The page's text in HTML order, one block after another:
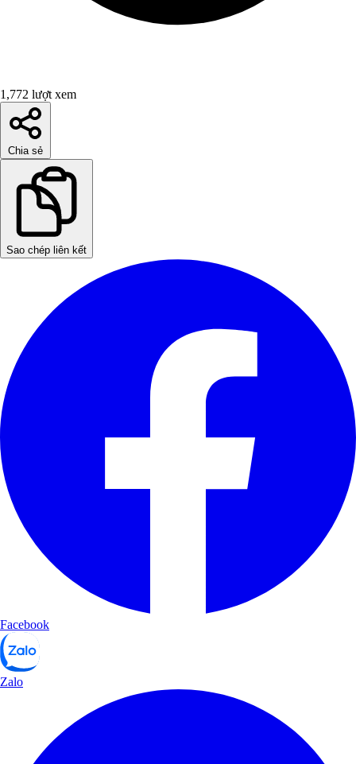
1,772 lượt xem
Chia sẻ
Sao chép liên kết
Facebook
Zalo